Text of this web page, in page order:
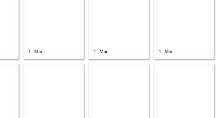
1. Mai 1. Mai 1. Mai